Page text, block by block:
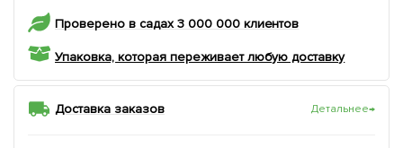
Проверено в садах 3 000 000 клиентов
Упаковка, которая переживает любую доставку
Доставка заказов Детальнее→